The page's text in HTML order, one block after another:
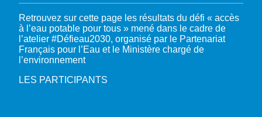
RÈGLEMENT DES COTISATIONS DES MEMBRES
DEVENIR MEMBRE
NOTRE GOUVERNANCE
NOTRE SECRÉTARIAT
EAU & CLIMAT
BIODIVERSITÉ AQUATIQUE ET SOLUTIONS FONDÉES SUR LA NATURE
ACCÈS À LA WASH DANS LES CONTEXTES DE CRISES ET FRAGILITÉS
WASH ROAD MAP
CRISE UKRAINIENNE 2022
EAUX, SOLS, AGROÉCOLOGIE ET SÉCURITÉ ALIMENTAIRE
AUTRES EXPERTISES
ÉVÉNEMENTS
COP29 CLIMAT – BAKOU 2024
FORUM URBAIN MONDIAL – LE CAIRE 2024
PRESSE
Retrouvez sur cette page les résultats du défi « accès
à l’eau potable pour tous » mené dans le cadre de
l’atelier #Défieau2030, organisé par le Partenariat
Français pour l’Eau et le Ministère chargé de
l’environnement
LES PARTICIPANTS